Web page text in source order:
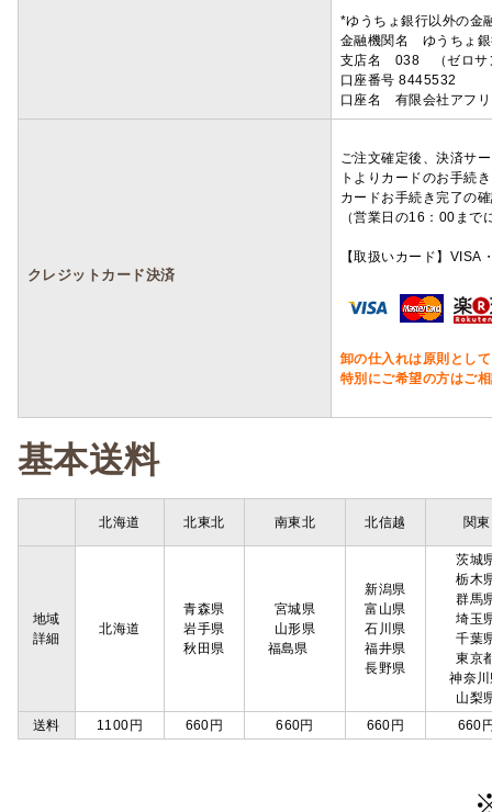
*ゆうちょ銀行以外の金
金融機関名 ゆうちょ
支店名 038 （ゼロサ
口座番号 8445532
口座名 有限会社アフ
クレジットカード決済
ご注文確定後、決済サ
トよりカードのお手続
カードお手続き完了の
（営業日の16：00ま
【取扱いカード】
卸の仕入れは原則とし
特別にご希望の方はご
基本送料
北海道 北東北 南東北 北信越 関東
地域
詳細
北海道
青森県
岩手県
秋田県
宮城県
山形県
福島県
新潟県
富山県
石川県
福井県
長野県
茨城
栃木
群馬
埼玉
千葉
東京
神奈
山梨
送料
1100円 660円 660円 660円 660